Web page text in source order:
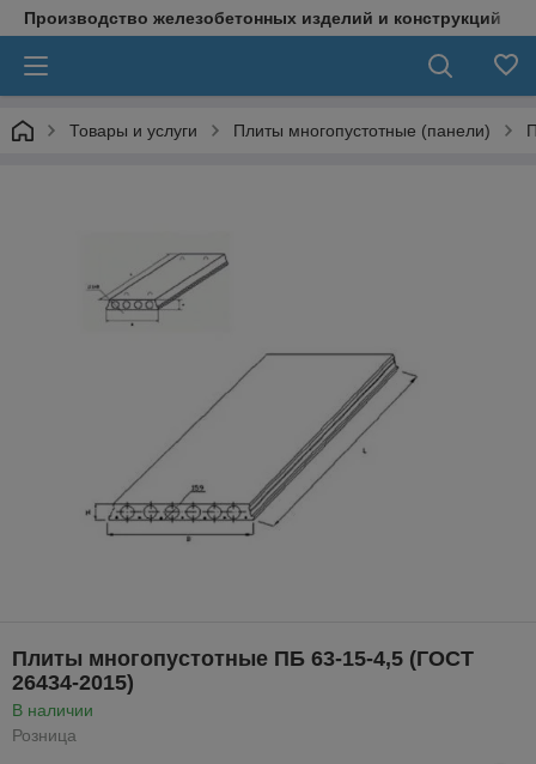
Производство железобетонных изделий и конструкций
Товары и услуги Плиты многопустотные (панели)
Плиты многопустотные ПБ 63-15-4,5 (ГОСТ
26434-2015)
В наличии
Розница